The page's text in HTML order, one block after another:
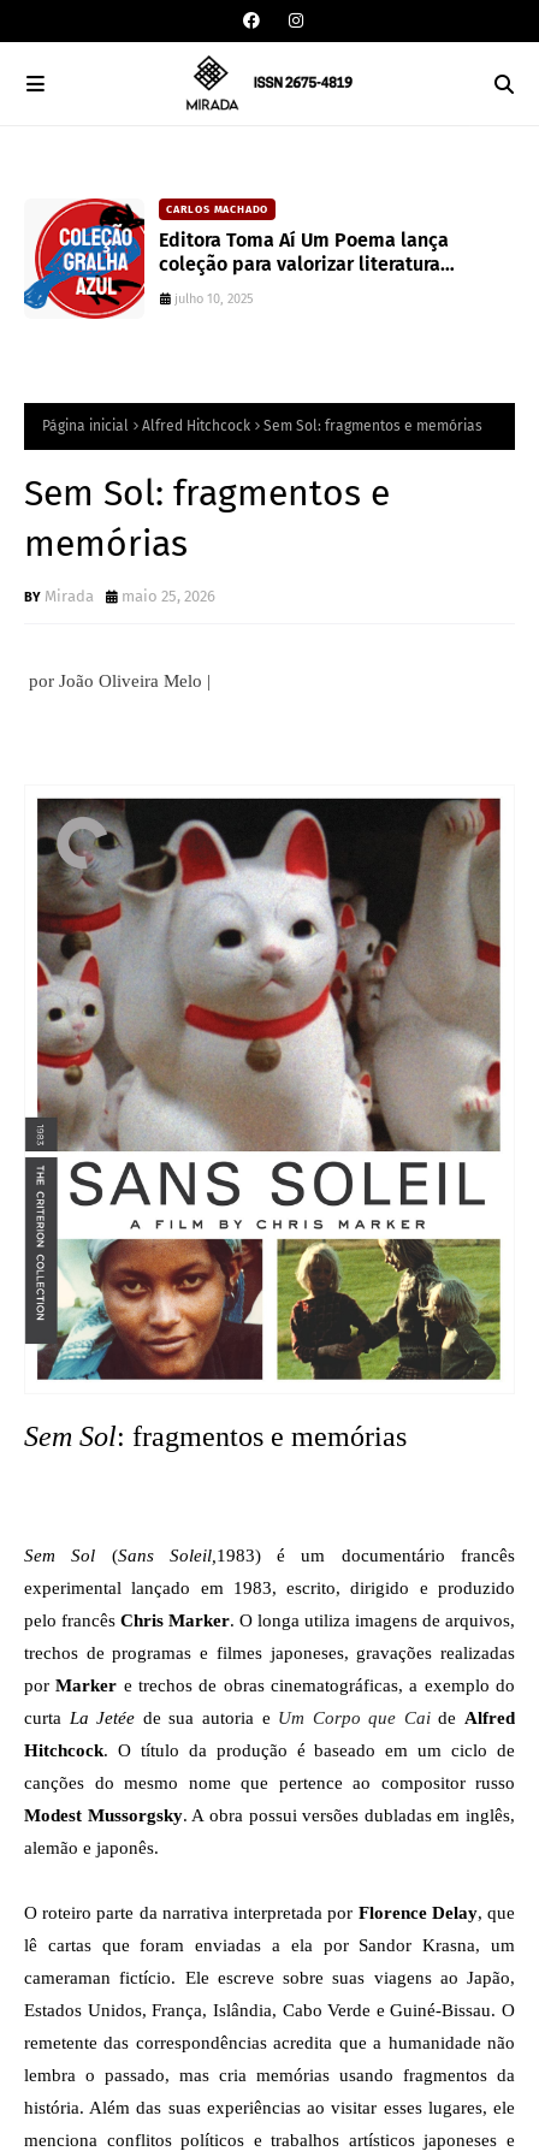
CARLOS MACHADO
Editora Toma Aí Um Poema lança
coleção para valorizar literatura
paranaense
julho 10, 2025
Página inicial Alfred Hitchcock Sem Sol: fragmentos e memórias
Sem Sol: fragmentos e
memórias
Mirada maio 25, 2026
por João Oliveira Melo |
Sem Sol: fragmentos e memórias
Sem Sol (Sans Soleil, 1983) é um documentário francês
experimental lançado em 1983, escrito, dirigido e produzido
pelo francês Chris Marker. O longa utiliza imagens de arquivos,
trechos de programas e filmes japoneses, gravações realizadas
por Marker e trechos de obras cinematográficas, a exemplo do
curta La Jetée de sua autoria e Um Corpo que Cai de Alfred
Hitchcock. O título da produção é baseado em um ciclo de
Modest Mussorgsky. A obra possui versões dubladas em inglês,
alemão e japonês.
O roteiro parte da narrativa interpretada por Florence Delay, que
lê cartas que foram enviadas a ela por Sandor Krasna, um
cameraman fictício. Ele escreve sobre suas viagens ao Japão,
Estados Unidos, França, Islândia, Cabo Verde e Guiné-Bissau. O
remetente das correspondências acredita que a humanidade não
lembra o passado, mas cria memórias usando fragmentos da
história. Além das suas experiências ao visitar esses lugares, ele
menciona conflitos políticos e trabalhos artísticos japoneses e